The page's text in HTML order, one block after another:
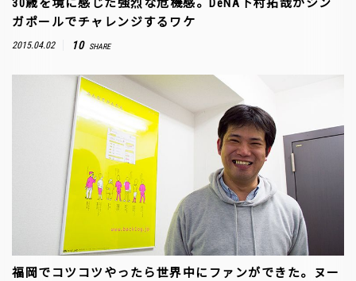
30歳を境に感じた強烈な危機感。DeNA下村拓哉がシン
ガポールでチャレンジするワケ
2015.04.02 10 SHARE
福岡でコツコツやったら世界中にファンができた。ヌー